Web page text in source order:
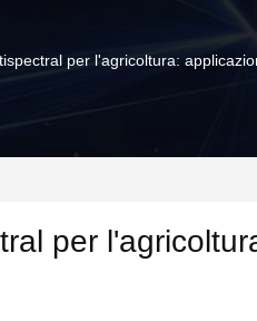
per l'agricoltura:
per